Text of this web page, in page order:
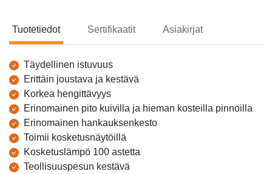
Tuotetiedot Sertifikaatit Asiakirjat
Tuotetiedot
Täydellinen istuvuus
Erittäin joustava ja kestävä
Korkea hengittävyys
Erinomainen pito kuivilla ja hieman kosteilla pinnoilla
Erinomainen hankauksenkesto
Toimii kosketusnäytöillä
Kosketuslämpö 100 astetta
Teollisuuspesun kestävä